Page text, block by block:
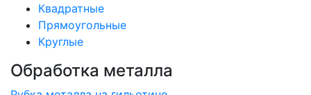
Квадратные
Прямоугольные
Круглые
Обработка металла